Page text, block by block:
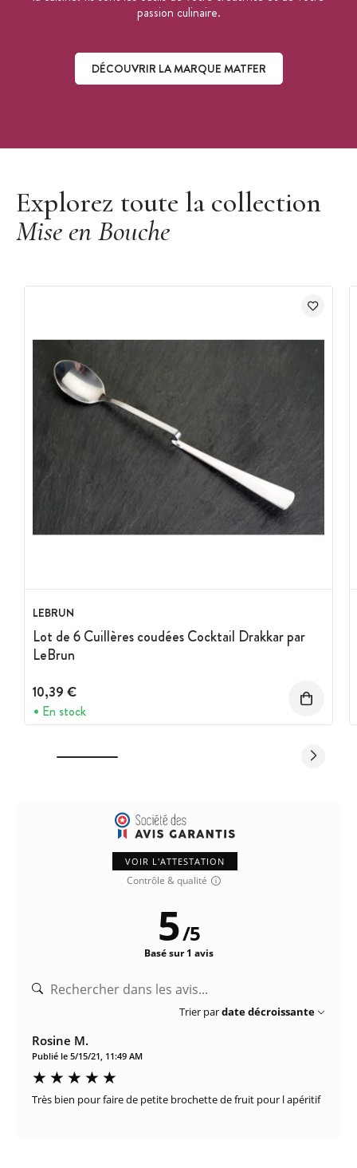
passion culinaire.
DÉCOUVRIR LA MARQUE MATFER
Explorez toute la collection
Mise en Bouche
LEBRUN
Lot de 6 Cuillères coudées Cocktail Drakkar par
LeBrun
10,39 €
En stock
VOIR L'ATTESTATION
Contrôle & qualité
5/5
Basé sur 1 avis
Trier pardate décroissante
Rosine M.
Publié le 5/15/21, 11:49 AM
Très bien pour faire de petite brochette de fruit pour l apéritif